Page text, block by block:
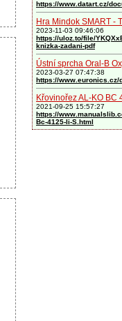
https://www.datart.cz/
Hra Mindok SMART -
2023-11-03 09:46:06
https://uloz.to/file/
knizka-zadani-pdf
Ústní sprcha Oral-B
2023-03-27 07:47:38
https://www.euronics.cz/
Křovinořez AL-KO BC
2021-09-25 15:57:27
https://
Bc-4125-Ii-S.html